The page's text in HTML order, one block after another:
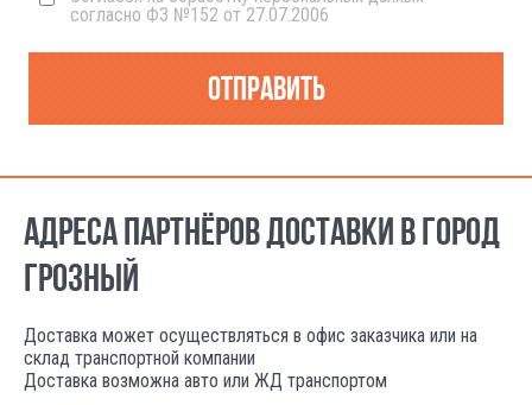
согласно ФЗ №152 от 27.07.2006
Отправить
АДРЕСА ПАРТНЁРОВ ДОСТАВКИ В ГОРОД
ГРОЗНЫЙ
Доставка может осуществляться в офис заказчика или на
склад транспортной компании
Доставка возможна авто или ЖД транспортом